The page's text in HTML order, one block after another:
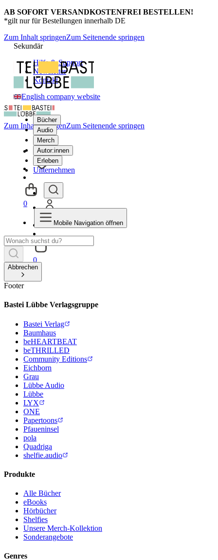
AB SOFORT VERSANDKOSTENFREI BESTELLEN!
*gilt nur für Bestellungen innerhalb DE
Zum Inhalt springenZum Seitenende springen
Sekundär
Hilfe & Support
Newsletter
Kontakt
English company website
Bücher
Audio
Merch
Autor:innen
Erleben
Unternehmen
0
Zum Inhalt springenZum Seitenende springen
0
Mobile Navigation öffnen
Abbrechen
Footer
Bastei Lübbe Verlagsgruppe
Bastei Verlag
Baumhaus
beHEARTBEAT
beTHRILLED
Community Editions
Eichborn
Grau
Lübbe Audio
Lübbe
LYX
ONE
Papertoons
Pfaueninsel
pola
Quadriga
shelfie.audio
Produkte
Alle Bücher
eBooks
Hörbücher
Shelfies
Unsere Merch-Kollektion
Sonderangebote
Genres